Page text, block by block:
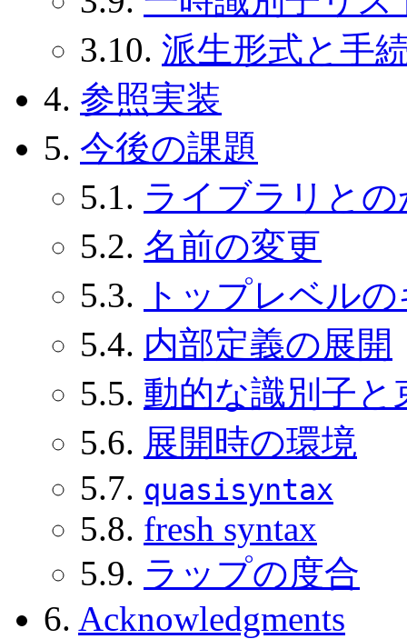
3.10. 派生形式と手
4. 参照実装
5. 今後の課題
5.1. ライブラリと
5.2. 名前の変更
5.3.
トップレベル
5.4. 内部定義の展開
5.5. 動的な識別子と
5.6. 展開時の環境
5.7. quasisyntax
5.8. fresh syntax
5.9. ラップの度合
6. Acknowledgments